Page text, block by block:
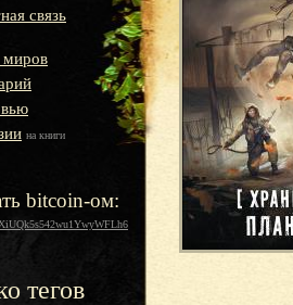
связь
миров
на книги
bitcoin-ом:
тегов